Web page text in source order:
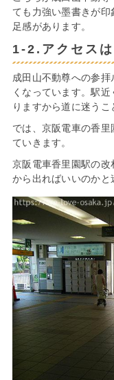
ても力強い墨書きが
足感があります。
1-2.アクセスは
成田山不動尊への参拝
くなっています。駅
りますから道に迷うこ
では、京阪電車の香
ていきます。
京阪電車香里園駅の
から出ればいいのかと